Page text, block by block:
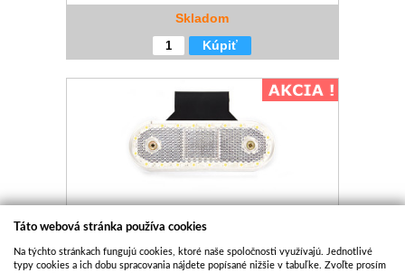
Skladom
Kúpiť
POZIČNÉ SVIETIDLO BIELA W47WW 536Z LED
Táto webová stránka používa cookies
Na týchto stránkach fungujú cookies, ktoré naše spoločnosti využívajú. Jednotlivé
typy cookies a ich dobu spracovania nájdete popísané nižšie v tabuľke. Zvoľte prosím